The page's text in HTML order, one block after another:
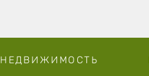
НЕДВИЖИМОСТЬ